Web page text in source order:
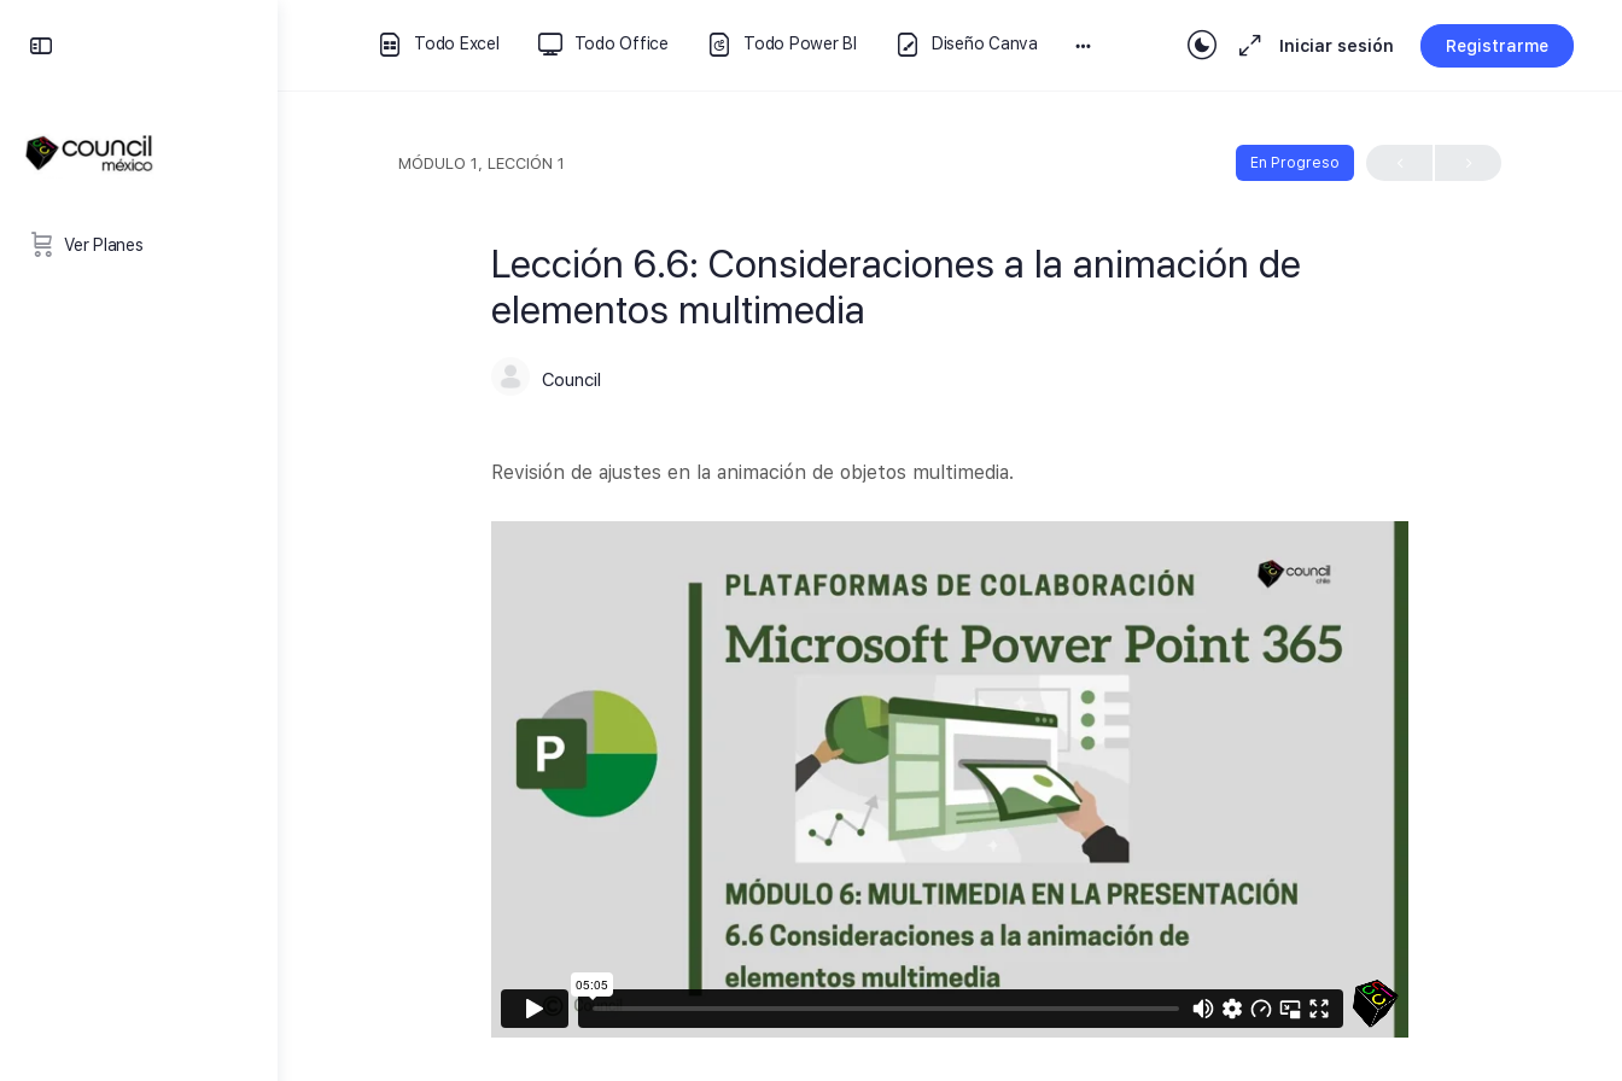
Ver Planes
Todo Excel Todo Office Todo Power BI Diseño Canva Iniciar sesión Registrarme
MÓDULO 1, LECCIÓN 1 En Progreso
Lección 6.6: Consideraciones a la animación de
elementos multimedia
Council
Revisión de ajustes en la animación de objetos multimedia.